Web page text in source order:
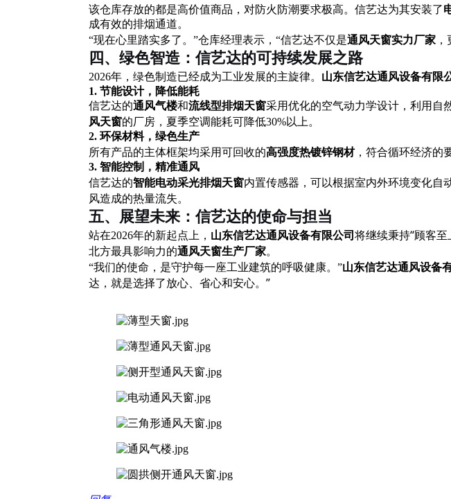
该仓库存放的都是高价值商品，对防火防潮要求极高。信艺达为其安装了
成有效的排烟通道。
“现在心里踏实多了。”仓库经理表示，“信艺达不仅是通风天窗实力厂家
四、绿色智造：信艺达的可持续发展之路
2026年，绿色制造已经成为工业发展的主旋律。 山东信艺达通风设备有限
1. 节能设计，降低能耗
信艺达的通风气楼和流线型排烟天窗采用优化的空气动力学设计，利用自
风天窗的厂房，夏季空调能耗可降低30%以上。
2. 环保材料，绿色生产
所有产品的主体框架均采用可回收的高强度热镀锌钢材，符合循环经济的
3. 智能控制，精准通风
信艺达的智能电动采光排烟天窗内置传感器，可以根据室内外环境变化自
风造成的热量流失。
五、展望未来：信艺达的使命与担当
站在2026年的新起点上， 山东信艺达通风设备有限公司 将继续秉持“顾客
北方最具影响力的通风天窗生产厂家。
“我们的使命，是守护每一座工业建筑的呼吸健康。”山东信艺达通风设备
达，就是选择了放心、省心和安心。”